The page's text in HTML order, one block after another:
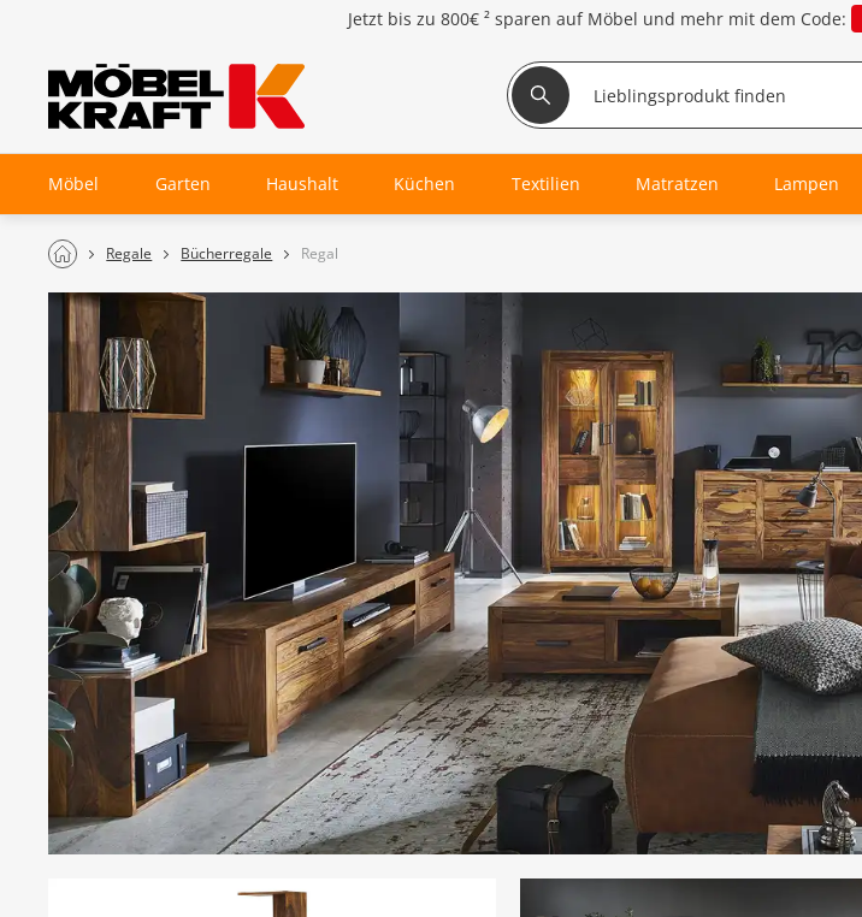
Jetzt bis zu 800€ ² sparen auf Möbel und mehr mit dem Code:
Möbel Garten Haushalt Küchen Textilien Matratzen Lampen
Regale Bücherregale Regal